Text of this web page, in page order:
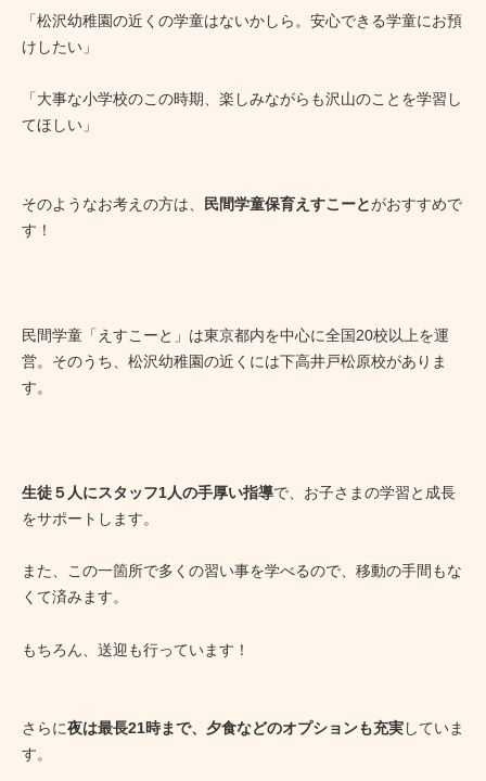
「松沢幼稚園の近くの学童はないかしら。安心できる学童にお預
けしたい」
「大事な小学校のこの時期、楽しみながらも沢山のことを学習し
てほしい」
そのようなお考えの方は、 民間学童保育えすこーとがおすすめで
す！
民間学童「えすこーと」は東京都内を中心に全国20校以上を運
営。そのうち、松沢幼稚園の近くには下高井戸松原校がありま
す。
生徒５人にスタッフ1人の手厚い指導で、お子さまの学習と成長
をサポートします。
また、この一箇所で多くの習い事を学べるので、移動の手間もな
くて済みます。
もちろん、送迎も行っています！
さらに夜は最長21時まで、夕食などのオプションも充実していま
す。